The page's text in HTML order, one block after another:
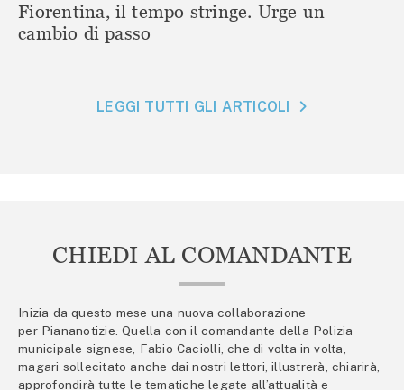
Fiorentina, il tempo stringe. Urge un
cambio di passo
LEGGI TUTTI GLI ARTICOLI
CHIEDI AL COMANDANTE
Inizia da questo mese una nuova collaborazione
per Piananotizie. Quella con il comandante della Polizia
municipale signese, Fabio Caciolli, che di volta in volta,
magari sollecitato anche dai nostri lettori, illustrerà, chiarirà,
approfondirà tutte le tematiche legate all’attualità e